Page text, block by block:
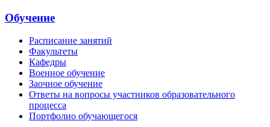
Обучение
Расписание занятий
Факультеты
Кафедры
Военное обучение
Заочное обучение
Ответы на вопросы участников образовательного
процесса
Портфолио обучающегося